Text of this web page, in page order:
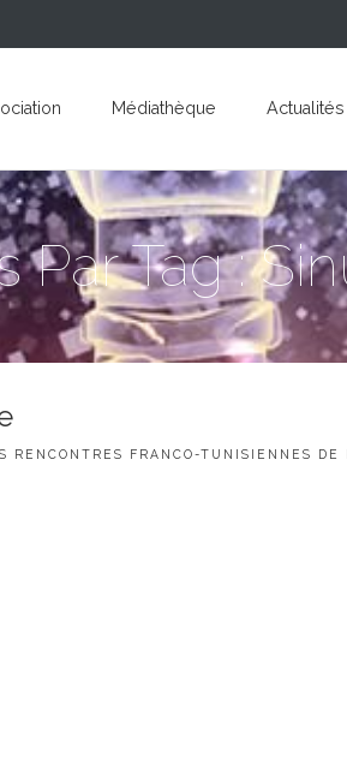
Médiathèque Actualités
Tag :
RENCONTRES FRANCO-TUNISIENNES DE